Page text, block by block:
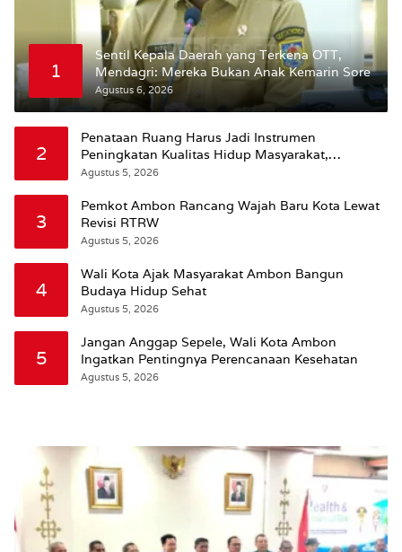
1
Sentil Kepala Daerah yang Terkena OTT,
Mendagri: Mereka Bukan Anak Kemarin Sore
Agustus 6, 2026
2
Penataan Ruang Harus Jadi Instrumen
Peningkatan Kualitas Hidup Masyarakat,
Wattimena: Revisi RT-RW Ditetapkan Pemkot
Agustus 5, 2026
3
Pemkot Ambon Rancang Wajah Baru Kota Lewat
Revisi RTRW
Agustus 5, 2026
4
Wali Kota Ajak Masyarakat Ambon Bangun
Budaya Hidup Sehat
Agustus 5, 2026
5
Jangan Anggap Sepele, Wali Kota Ambon
Ingatkan Pentingnya Perencanaan Kesehatan
Agustus 5, 2026